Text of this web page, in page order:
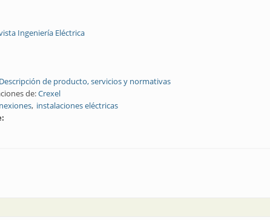
Ingeniería Eléctrica
Descripción de producto, servicios y normativas
de:Crexel
instalaciones eléctricas
Instalaciones eléctricas | Caja de conexiones para paneles fotovoltaicos